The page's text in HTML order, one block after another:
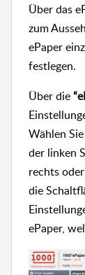
Über das
zum
ePaper
festlegen.
Über die
Wählen
der linken
rechts
die
ePaper,